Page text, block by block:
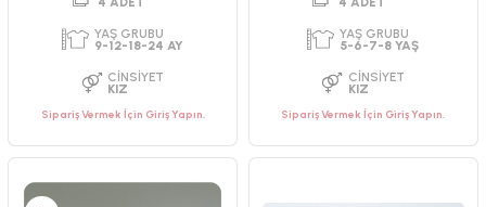
PAKET ADEDI
Sipariş Vermek İçin Giriş Yapın. Sipariş Vermek İçin Giriş Yapın.